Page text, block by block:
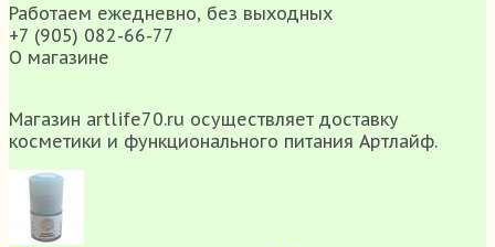
Работаем ежедневно, без выходных
+7 (905) 082-66-77
О магазине
Магазин artlife70.ru осуществляет доставку
косметики и функционального питания Артлайф.